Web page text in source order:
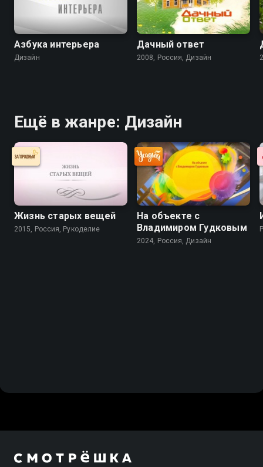
Азбука интерьера
Дизайн
Дачный ответ
2008, Россия, Дизайн
Ещё в жанре: Дизайн
Жизнь старых вещей
2015, Россия, Рукоделие
На объекте с
Владимиром Гудковым
2024, Россия, Дизайн